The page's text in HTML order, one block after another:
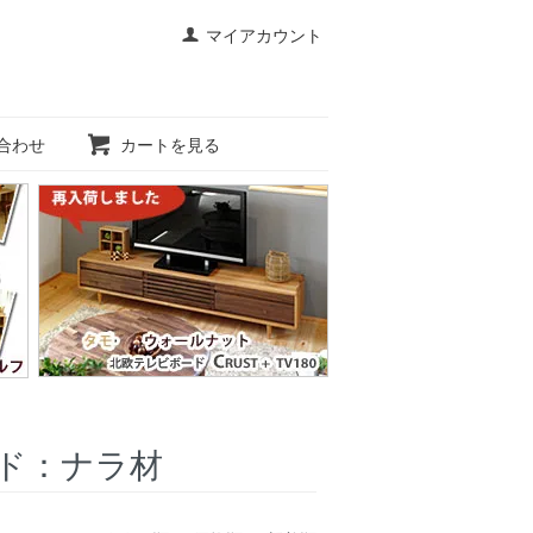
マイアカウント
わせ カートを見る
：ナラ材